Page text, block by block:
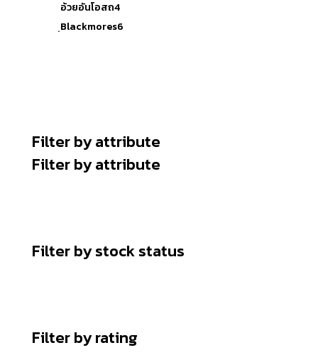
อ้วยอันโอสถ4
ฺBlackmores6
Filter by attribute
Filter by attribute
Filter by stock status
Filter by rating